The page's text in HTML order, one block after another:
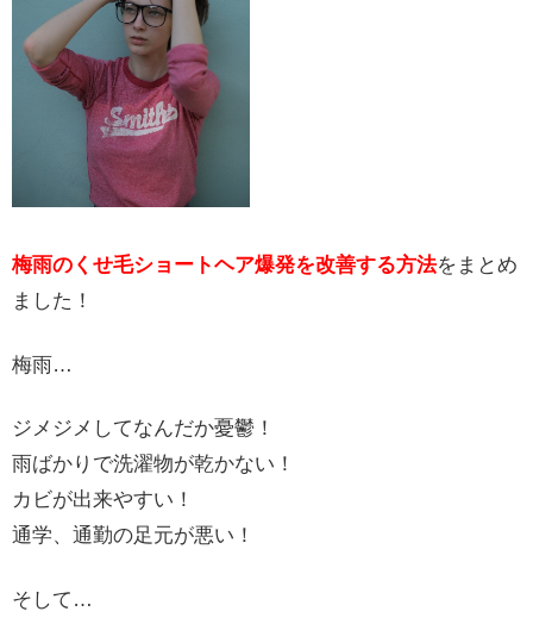
梅雨のくせ毛ショートヘア爆発を改善する方法をまとめ
ました！
梅雨…
ジメジメしてなんだか憂鬱！
雨ばかりで洗濯物が乾かない！
カビが出来やすい！
通学、通勤の足元が悪い！
そして…